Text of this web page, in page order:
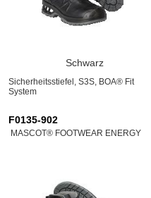
Schwarz
Sicherheitsstiefel, S3S, BOA® Fit
System
F0135-902
MASCOT® FOOTWEAR ENERGY